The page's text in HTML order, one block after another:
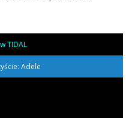
TIDAL
Adele